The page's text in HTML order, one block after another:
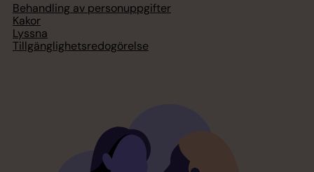
Behandling av personuppgifter
Kakor
Lyssna
Tillgänglighetsredogörelse